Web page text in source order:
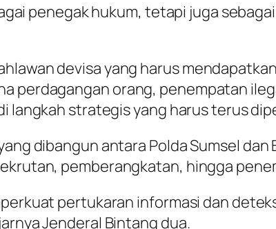
penegak hukum, tetapi juga
devisa yang harus
perdagangan orang, penempatan
langkah strategis yang harus terus
dibangun antara Polda Sumsel
pemberangkatan, hingga
pertukaran informasi dan
Jenderal Bintang dua.